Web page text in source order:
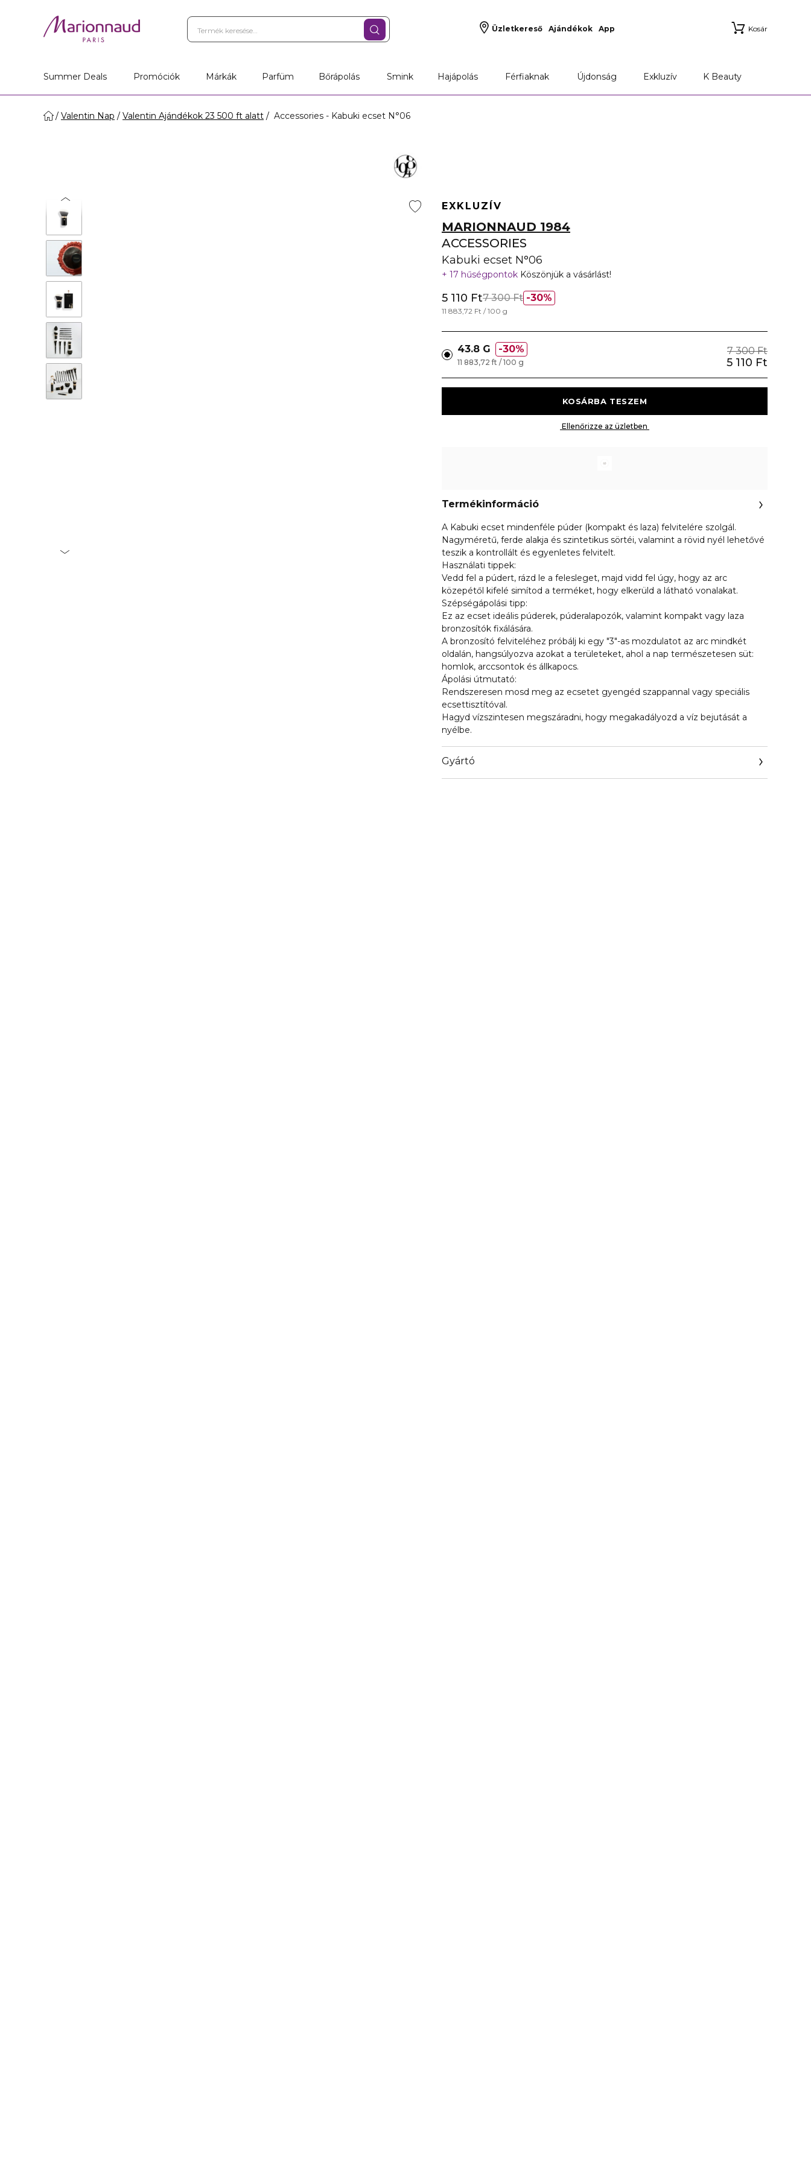
Üzletkereső Ajándékok App Kosár
Summer Deals Promóciók Márkák Parfüm Bőrápolás Smink Hajápolás Férfiaknak Újdonság Exkluzív K Beauty
Valentin Nap Valentin Ajándékok 23 500 ft alatt Accessories - Kabuki ecset N°06
EXKLUZÍV
MARIONNAUD 1984
ACCESSORIES
Kabuki ecset N°06
17 hűségpontok Köszönjük a vásárlást!
30%
5 110 Ft7 300 Ft
11 883,72 Ft / 100 g
43.8 G 30% 7 300 Ft
5 110 Ft
11 883,72 ft / 100 g
Termékinformáció
A Kabuki ecset mindenféle púder (kompakt és laza) felvitelére szolgál.
Nagyméretű, ferde alakja és szintetikus sörtéi, valamint a rövid nyél lehetővé
teszik a kontrollált és egyenletes felvitelt.
Használati tippek:
Vedd fel a púdert, rázd le a felesleget, majd vidd fel úgy, hogy az arc
közepétől kifelé simítod a terméket, hogy elkerüld a látható vonalakat.
Szépségápolási tipp:
Ez az ecset ideális púderek, púderalapozók, valamint kompakt vagy laza
bronzosítók fixálására.
A bronzosító felviteléhez próbálj ki egy "3"-as mozdulatot az arc mindkét
oldalán, hangsúlyozva azokat a területeket, ahol a nap természetesen süt:
homlok, arccsontok és állkapocs.
Ápolási útmutató:
Rendszeresen mosd meg az ecsetet gyengéd szappannal vagy speciális
ecsettisztítóval.
Hagyd vízszintesen megszáradni, hogy megakadályozd a víz bejutását a
nyélbe.
Gyártó